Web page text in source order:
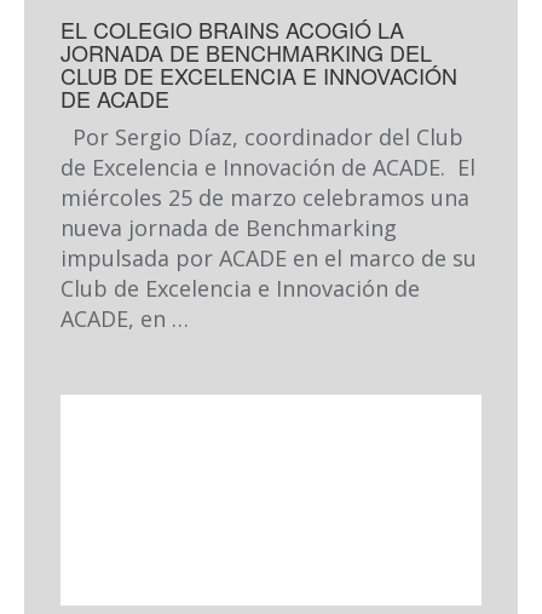
EL COLEGIO BRAINS ACOGIÓ LA
JORNADA DE BENCHMARKING DEL
CLUB DE EXCELENCIA E INNOVACIÓN
DE ACADE
Por Sergio Díaz, coordinador del Club
de Excelencia e Innovación de ACADE. El
miércoles 25 de marzo celebramos una
nueva jornada de Benchmarking
impulsada por ACADE en el marco de su
Club de Excelencia e Innovación de
ACADE, en …